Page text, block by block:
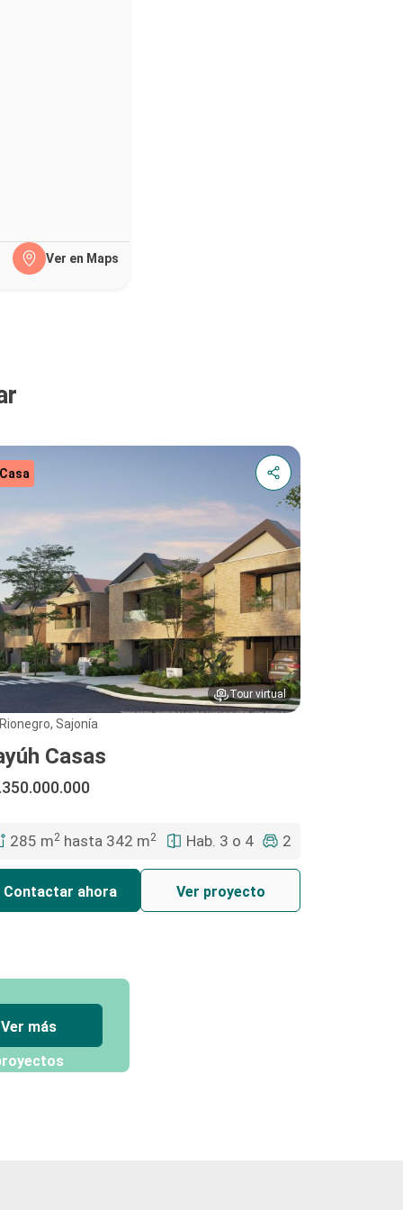
Ver en Maps
Casa
Tour virtual
Rionegro, Sajonía
Casas
285 m2hasta 342 m2 Hab. 3 o 4 2
Contactar ahora Ver proyecto
Ver más